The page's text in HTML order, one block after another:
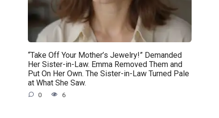
“Take Off Your Mother’s Jewelry!” Demanded
Her Sister-in-Law. Emma Removed Them and
Put On Her Own. The Sister-in-Law Turned Pale
at What She Saw.
0 6